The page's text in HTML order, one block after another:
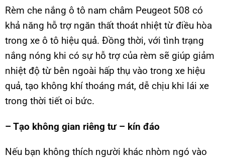
Rèm che nắng ô tô nam châm Peugeot 508 có
khả năng hỗ trợ ngăn thất thoát nhiệt từ điều hòa
trong xe ô tô hiệu quả. Đồng thời, với tình trạng
nắng nóng khi có sự hỗ trợ của rèm sẽ giúp giảm
nhiệt độ từ bên ngoài hấp thụ vào trong xe hiệu
quả, tạo không khí thoáng mát, dễ chịu khi lái xe
trong thời tiết oi bức.
– Tạo không gian riêng tư – kín đáo
Nếu bạn không thích người khác nhòm ngó vào